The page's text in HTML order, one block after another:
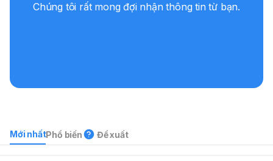
Chúng tôi rất mong đợi nhận thông tin từ bạn.
Mới nhấtPhổ biến Đề xuất